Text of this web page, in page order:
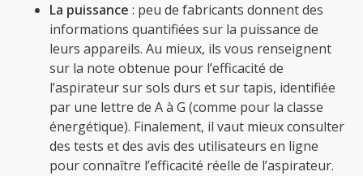
La puissance : peu de fabricants donnent des
informations quantifiées sur la puissance de
leurs appareils. Au mieux, ils vous renseignent
sur la note obtenue pour l’efficacité de
l’aspirateur sur sols durs et sur tapis, identifiée
par une lettre de A à G (comme pour la classe
énergétique). Finalement, il vaut mieux consulter
des tests et des avis des utilisateurs en ligne
pour connaître l’efficacité réelle de l’aspirateur.